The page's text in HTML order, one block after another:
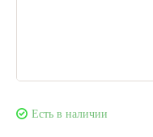
Есть в наличии